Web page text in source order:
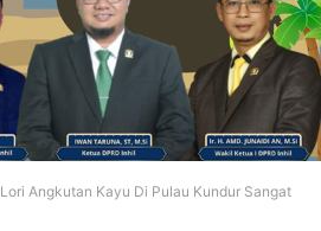
Lori Angkutan Kayu Di Pulau Kundur Sangat